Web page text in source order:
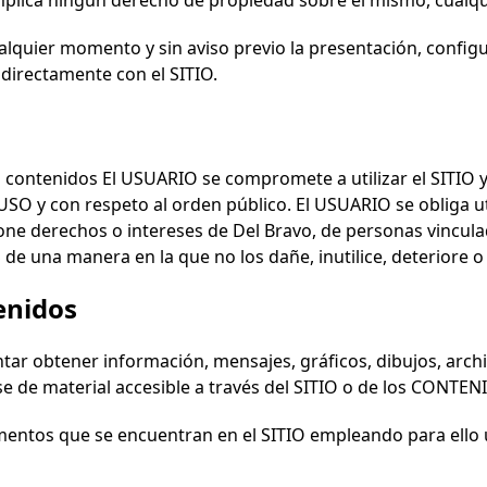
momento y sin aviso previo la presentación,
con el SITIO.
El USUARIO se compromete a utilizar el SITIO
y con respeto al orden público. El USUARIO se obliga
derechos o intereses de Del Bravo, de personas
de una manera en la que no los dañe, inutilice, deteriore
obtener información, mensajes, gráficos, dibujos,
material accesible a través del SITIO o de los
que se encuentran en el SITIO empleando para